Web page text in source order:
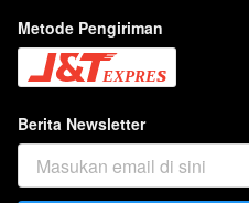
Metode Pengiriman
Berita Newsletter